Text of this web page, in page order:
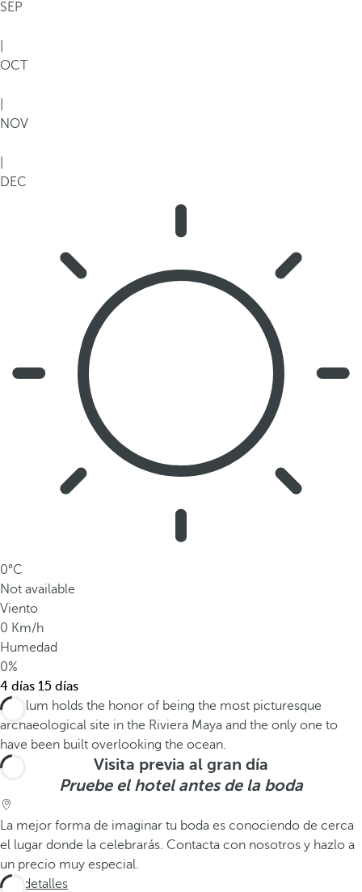
SEP
OCT
NOV
DEC
0°C
Not available
Viento
0 Km/h
Humedad
0%
4 días 15 días
Visita previa al gran día
Pruebe el hotel antes de la boda
La mejor forma de imaginar tu boda es conociendo de cerca
el lugar donde la celebrarás. Contacta con nosotros y hazlo a
un precio muy especial.
Ver detalles